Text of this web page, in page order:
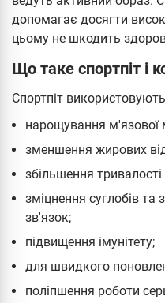
допомагає досягти
цьому не шкодить
Що таке спортпіт і
Спортпіт
нарощування м'язової
зменшення жирових
збільшення
зміцнення суглобів
зв'язок;
підвищення імунітету;
для швидкого
поліпшення роботи